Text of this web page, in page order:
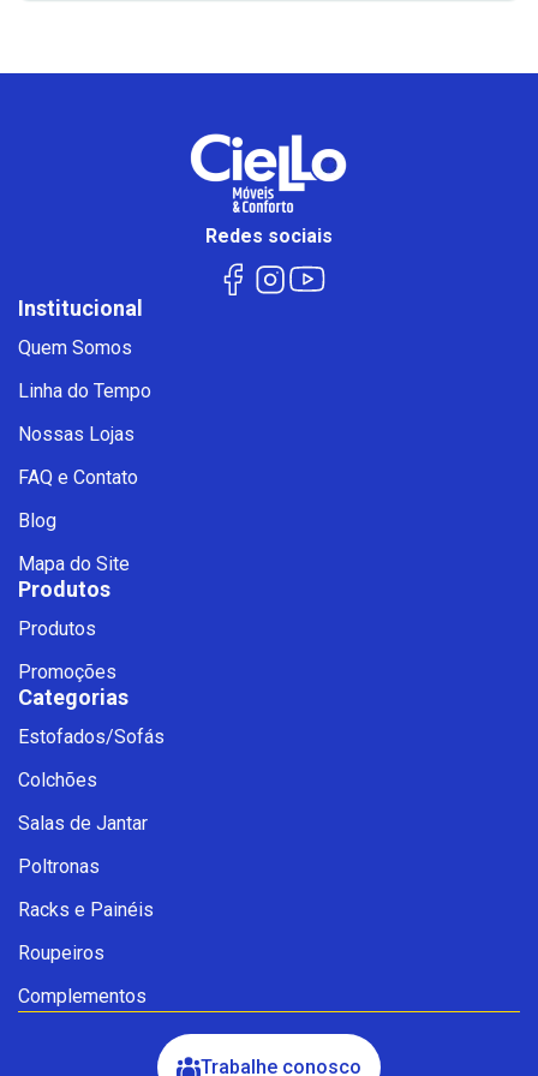
Redes sociais
Institucional
Quem Somos
Linha do Tempo
Nossas Lojas
FAQ e Contato
Blog
Mapa do Site
Produtos
Produtos
Promoções
Categorias
Estofados/Sofás
Colchões
Salas de Jantar
Poltronas
Racks e Painéis
Roupeiros
Complementos
Trabalhe conosco